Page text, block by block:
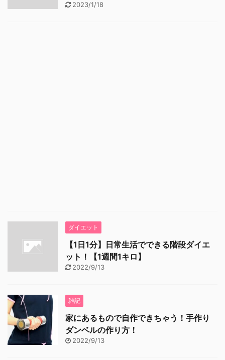
2023/1/18
ダイエット
【1日1分】日常生活でできる階段ダイエ
ット！【1週間1キロ】
2022/9/13
雑記
家にあるもので自作できちゃう！手作り
ダンベルの作り方！
2022/9/13